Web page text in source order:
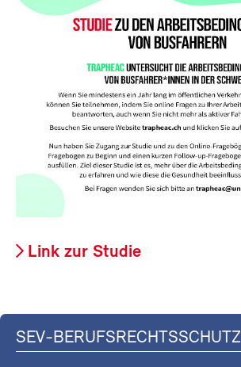
Link zur Studie
SEV-BERUFSRECHTSSCHUTZ